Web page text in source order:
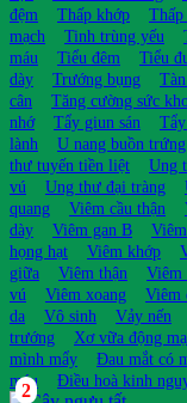
đệm
Thấp khớp
mạch
Tinh trùng yếu
máu
Tiểu đêm Tiểu
dày
Trướng bụng
cân
Tăng cường sức
nhớ
Tẩy giun sán
lành
U nang buồn trứng
thư tuyến tiền liệt
Ung
vú
Ung thư đại tràng
quang
Viêm cầu thận
dày
Viêm gan B
họng hạt
Viêm khớp
giữa
Viêm thận Viêm
vú
Viêm xoang Viêm
da
Vô sinh Vảy nến
trướng
Xơ vữa động
mình mẩy
Đau mắt có
máu
Điều hoà kinh
2